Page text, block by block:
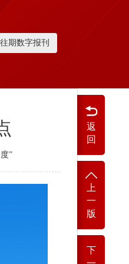
往期数字报刊
返
回
上
一
版
下
”